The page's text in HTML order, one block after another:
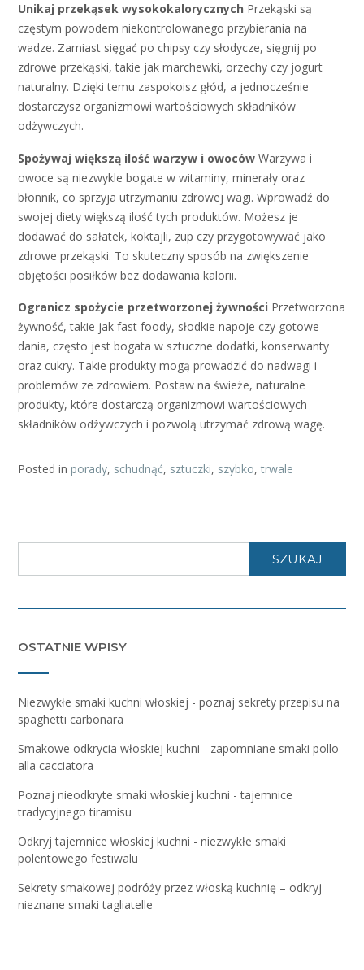
Unikaj przekąsek wysokokalorycznych Przekąski są
częstym powodem niekontrolowanego przybierania na
wadze. Zamiast sięgać po chipsy czy słodycze, sięgnij po
zdrowe przekąski, takie jak marchewki, orzechy czy jogurt
naturalny. Dzięki temu zaspokoisz głód, a jednocześnie
dostarczysz organizmowi wartościowych składników
odżywczych.
Spożywaj większą ilość warzyw i owoców Warzywa i
owoce są niezwykle bogate w witaminy, minerały oraz
błonnik, co sprzyja utrzymaniu zdrowej wagi. Wprowadź do
swojej diety większą ilość tych produktów. Możesz je
dodawać do sałatek, koktajli, zup czy przygotowywać jako
zdrowe przekąski. To skuteczny sposób na zwiększenie
objętości posiłków bez dodawania kalorii.
Ogranicz spożycie przetworzonej żywności Przetworzona
żywność, takie jak fast foody, słodkie napoje czy gotowe
dania, często jest bogata w sztuczne dodatki, konserwanty
oraz cukry. Takie produkty mogą prowadzić do nadwagi i
problemów ze zdrowiem. Postaw na świeże, naturalne
produkty, które dostarczą organizmowi wartościowych
składników odżywczych i pozwolą utrzymać zdrową wagę.
Posted in porady, schudnąć, sztuczki, szybko, trwale
SZUKAJ
OSTATNIE WPISY
Niezwykłe smaki kuchni włoskiej - poznaj sekrety przepisu na
spaghetti carbonara
Smakowe odkrycia włoskiej kuchni - zapomniane smaki pollo
alla cacciatora
Poznaj nieodkryte smaki włoskiej kuchni - tajemnice
tradycyjnego tiramisu
Odkryj tajemnice włoskiej kuchni - niezwykłe smaki
polentowego festiwalu
Sekrety smakowej podróży przez włoską kuchnię – odkryj
nieznane smaki tagliatelle